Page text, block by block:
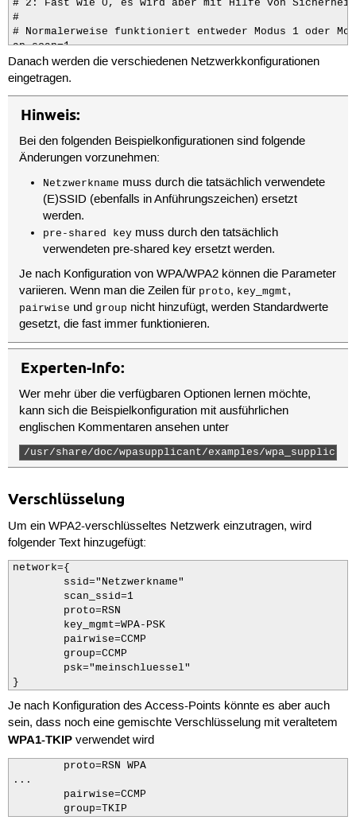
# 2: Fast wie 0, es wird aber mit Hilfe von
#
# Normalerweise funktioniert entweder Modus 1 oder
ap_scan=1
Danach werden die verschiedenen Netzwerkkonfigurationen
eingetragen.
Hinweis:
Bei den folgenden Beispielkonfigurationen sind folgende
Änderungen vorzunehmen:
Netzwerkname muss durch die tatsächlich verwendete
(E)SSID (ebenfalls in Anführungszeichen) ersetzt
werden.
pre-shared keymuss durch den tatsächlich
verwendeten pre-shared key ersetzt werden.
Je nach Konfiguration von WPA/WPA2 können die Parameter
variieren. Wenn man die Zeilen für proto, key_mgmt,
pairwise und group nicht hinzufügt, werden Standardwerte
gesetzt, die fast immer funktionieren.
Experten-Info:
Wer mehr über die verfügbaren Optionen lernen möchte,
kann sich die Beispielkonfiguration mit ausführlichen
englischen Kommentaren ansehen unter
/usr/share/doc/wpasupplicant/examples/
Verschlüsselung
Um ein WPA2-verschlüsseltes Netzwerk einzutragen, wird
folgender Text hinzugefügt:
network={
        ssid="Netzwerkname"
        scan_ssid=1
        proto=RSN
        key_mgmt=WPA-PSK
        pairwise=CCMP
        group=CCMP
        psk="meinschluessel"
}
Je nach Konfiguration des Access-Points könnte es aber auch
sein, dass noch eine gemischte Verschlüsselung mit veraltetem
WPA1-TKIPverwendet wird
        proto=RSN WPA
...
        pairwise=CCMP
        group=TKIP